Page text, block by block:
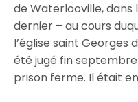
de Waterlooville, dans
dernier – au cours
l’église saint Georges
été jugé fin
prison ferme. Il était